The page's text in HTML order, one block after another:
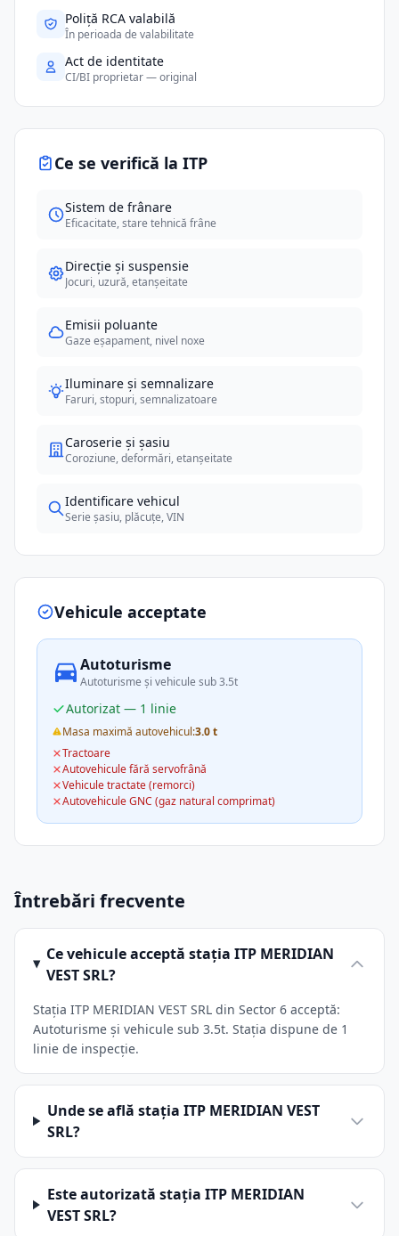
Poliță RCA valabilă
În perioada de valabilitate
Act de identitate
CI/BI proprietar — original
Ce se verifică la ITP
Sistem de frânare
Eficacitate, stare tehnică frâne
Direcție și suspensie
Jocuri, uzură, etanșeitate
Emisii poluante
Gaze eșapament, nivel noxe
Iluminare și semnalizare
Faruri, stopuri, semnalizatoare
Caroserie și șasiu
Coroziune, deformări, etanșeitate
Identificare vehicul
Serie șasiu, plăcuțe, VIN
Vehicule acceptate
Autoturisme
Autoturisme și vehicule sub 3.5t
Autorizat — 1 linie
Masa maximă autovehicul:3.0 t
Tractoare
Autovehicule fără servofrână
Vehicule tractate (remorci)
Autovehicule GNC (gaz natural comprimat)
Întrebări frecvente
Ce vehicule acceptă stația ITP MERIDIAN
VEST SRL?
Stația ITP MERIDIAN VEST SRL din Sector 6 acceptă:
Autoturisme și vehicule sub 3.5t. Stația dispune de 1
linie de inspecție.
Unde se află stația ITP MERIDIAN VEST
SRL?
Este autorizată stația ITP MERIDIAN
VEST SRL?